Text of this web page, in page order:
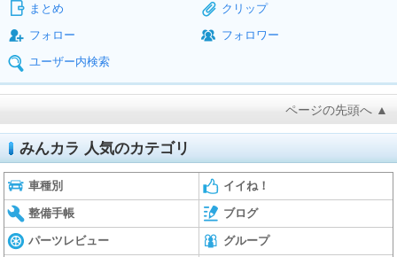
まとめ
クリップ
フォロー
フォロワー
ユーザー内検索
ページの先頭へ ▲
みんカラ 人気のカテゴリ
車種別 イイね！
整備手帳 ブログ
パーツレビュー グループ